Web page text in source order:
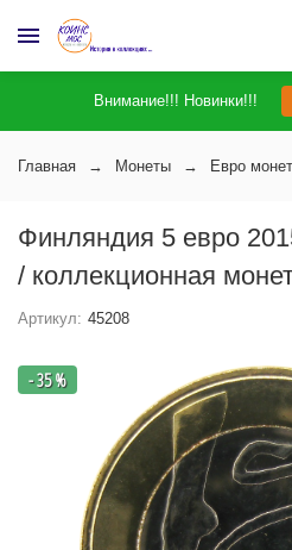
Внимание!!! Новинки!!!
Главная Монеты Евро
Финляндия 5 евро
/ коллекционная
Артикул: 45208
- 35 %